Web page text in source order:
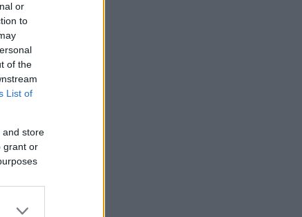
or
to
of the
List of
and store
grant or